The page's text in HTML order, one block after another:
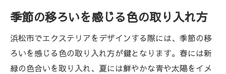
季節の移ろいを感じる色の取り入れ方
浜松市でエクステリアをデザインする際には、季節の移
ろいを感じる色の取り入れ方が鍵となります。春には新
緑の色合いを取り入れ、夏には鮮やかな青や太陽をイメ